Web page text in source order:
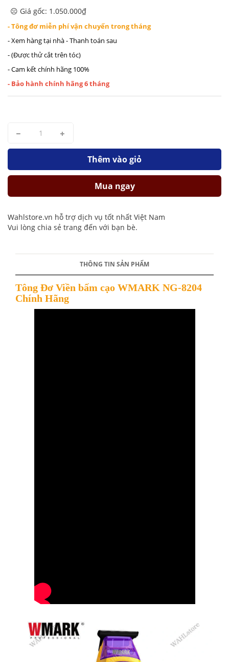
☹️ Giá gốc: 1.050.000₫
- Tông đơ miễn phí vận chuyển trong tháng
- Xem hàng tại nhà - Thanh toán sau
- (Được thử cắt trên tóc)
- Cam kết chính hãng 100%
- Bảo hành chính hãng 6 tháng
Thêm vào giỏ
Mua ngay
Wahlstore.vn hỗ trợ dịch vụ tốt nhất Việt Nam
Vui lòng chia sẻ trang đến với bạn bè.
THÔNG TIN SẢN PHẨM
Tông Đơ Viền bấm cạo WMARK NG-8204
Chính Hãng